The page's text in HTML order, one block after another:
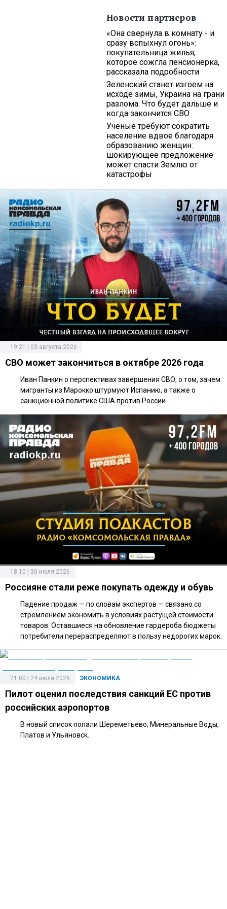
Новости партнеров
«Она свернула в комнату - и
сразу вспыхнул огонь»:
покупательница жилья,
которое сожгла пенсионерка,
рассказала подробности
Зеленский станет изгоем на
исходе зимы, Украина на грани
разлома: Что будет дальше и
когда закончится СВО
Ученые требуют сократить
население вдвое благодаря
образованию женщин:
шокирующее предложение
может спасти Землю от
катастрофы
19:21 | 03 августа 2026
СВО может закончиться в октябре 2026 года
Иван Панкин о перспективах завершения СВО, о том, зачем
мигранты из Марокко штурмуют Испанию, а также о
санкционной политике США против России.
18:10 | 30 июля 2026
Россияне стали реже покупать одежду и обувь
Падение продаж — по словам экспертов — связано со
стремлением экономить в условиях растущей стоимости
товаров. Оставшиеся на обновление гардероба бюджеты
потребители перераспределяют в пользу недорогих марок.
ЭКОНОМИКА
21:00 | 24 июля 2026
Пилот оценил последствия санкций ЕС против
российских аэропортов
В новый список попали Шереметьево, Минеральные Воды,
Платов и Ульяновск.